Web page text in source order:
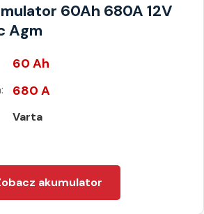
60Ah 680A 12V
Agm
60 Ah
680 A
Varta
akumulator